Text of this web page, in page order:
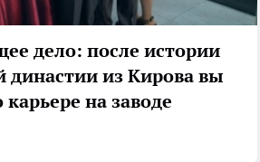
дело: после истории
династии из Кирова вы
карьере на заводе